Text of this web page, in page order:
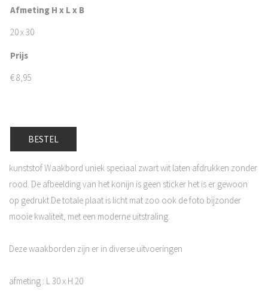
Afmeting H x L x B
20 x 30
Prijs
€8,95
BESTEL
kunststof Waakbord uniek speciaal zwart wit laten afdrukken zonder
rood. De afbeelding van het konijn is geen sticker het is er gewoon
op gedrukt De totale plaat is licht mat zoo ook de foto bijzonder
mooie kwaliteit, met een moderne uitstraling.
Deze waakborden zijn er in diverse uitvoeringen
afmeting : L 30 x H 20